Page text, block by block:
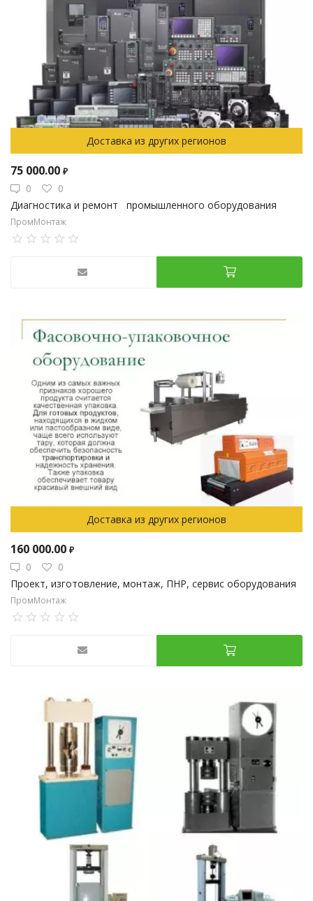
Доставка из других регионов
75 000.00 ₽
0
0
Диагностика и ремонт промышленного оборудования
ПромМонтаж
Доставка из других регионов
160 000.00 ₽
0
0
Проект, изготовление, монтаж, ПНР, сервис оборудования
ПромМонтаж